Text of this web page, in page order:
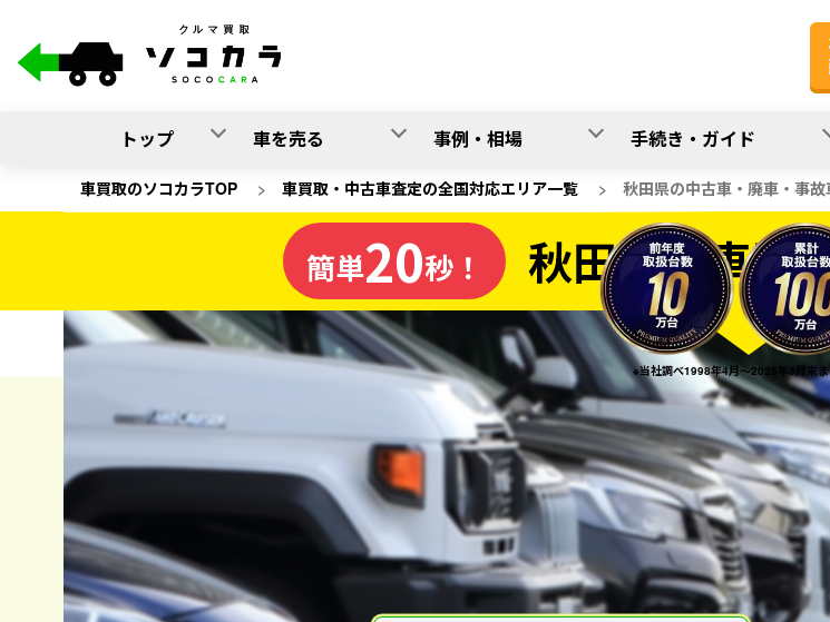
トップ 車を売る 事例・相場 手続き・ガイド
車買取のソコカラTOP > 車買取・中古車査定の全国対応エリア一覧 > 秋田県の中古車・廃車・事
秋田県の車買取なら
ソコカラの
※当社調べ1998年4月～2025年3月末ま
簡単20秒！ 秋田県の車買
20秒で入力完
無料でカンタン
ご依頼いただいたお車を丁寧に